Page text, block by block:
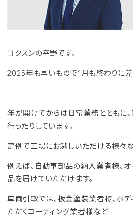
コクスンの平野です。
2025年も早いもので1月も終わりに差
年が開けてからは日常業務とともに
行ったりしています。
定例で工場にお越しいただける様々
例えば、自動車部品の納入業者様、
品を届けていただけます。
車両引取では、板金塗装業者様、ボ
ただくコーティング業者様など